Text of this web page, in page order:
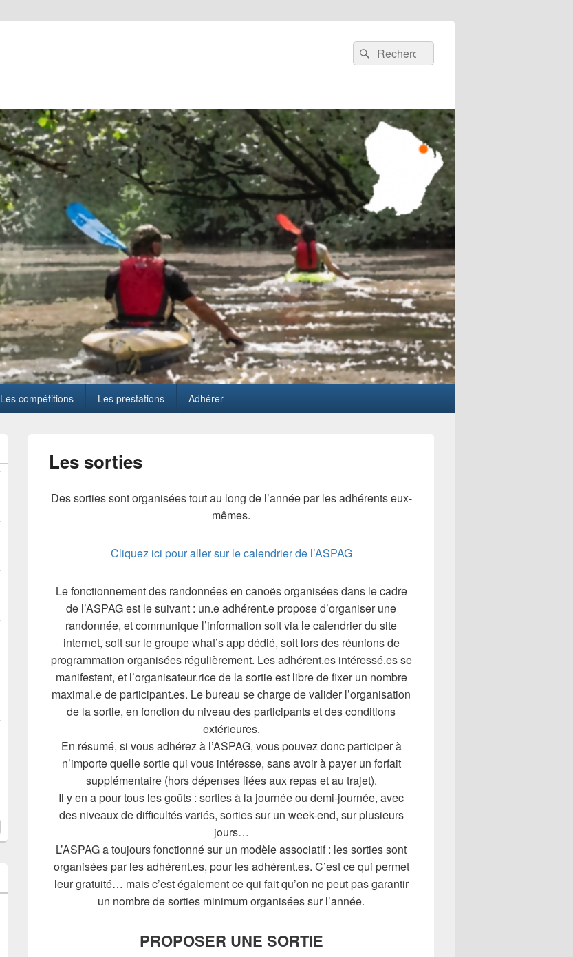
Recherche :
Rechercher
Les compétitions Les prestations Adhérer
Les sorties
Des sorties sont organisées tout au long de l’année par les adhérents eux-
mêmes.
Cliquez ici pour aller sur le calendrier de l’ASPAG
Le fonctionnement des randonnées en canoës organisées dans le cadre
de l’ASPAG est le suivant : un.e adhérent.e propose d’organiser une
randonnée, et communique l’information soit via le calendrier du site
internet, soit sur le groupe what’s app dédié, soit lors des réunions de
programmation organisées régulièrement. Les adhérent.es intéressé.es se
manifestent, et l’organisateur.rice de la sortie est libre de fixer un nombre
maximal.e de participant.es. Le bureau se charge de valider l’organisation
de la sortie, en fonction du niveau des participants et des conditions
extérieures.
En résumé, si vous adhérez à l’ASPAG, vous pouvez donc participer à
n’importe quelle sortie qui vous intéresse, sans avoir à payer un forfait
supplémentaire (hors dépenses liées aux repas et au trajet).
Il y en a pour tous les goûts : sorties à la journée ou demi-journée, avec
des niveaux de difficultés variés, sorties sur un week-end, sur plusieurs
jours…
L’ASPAG a toujours fonctionné sur un modèle associatif : les sorties sont
organisées par les adhérent.es, pour les adhérent.es. C’est ce qui permet
leur gratuité… mais c’est également ce qui fait qu’on ne peut pas garantir
un nombre de sorties minimum organisées sur l’année.
PROPOSER UNE SORTIE